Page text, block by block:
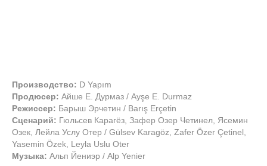
Производство: D Yapım
Продюсер: Айше Е. Дурмаз / Ayşe E. Durmaz
Режиссер: Барыш Эрчетин / Barış Erçetin
Сценарий: Гюльсев Карагёз, Зафер Озер Четинел, Ясемин
Озек, Лейла Услу Отер / Gülsev Karagöz, Zafer Özer Çetinel,
Yasemin Özek, Leyla Uslu Oter
Музыка: Альп Йениэр / Alp Yenier